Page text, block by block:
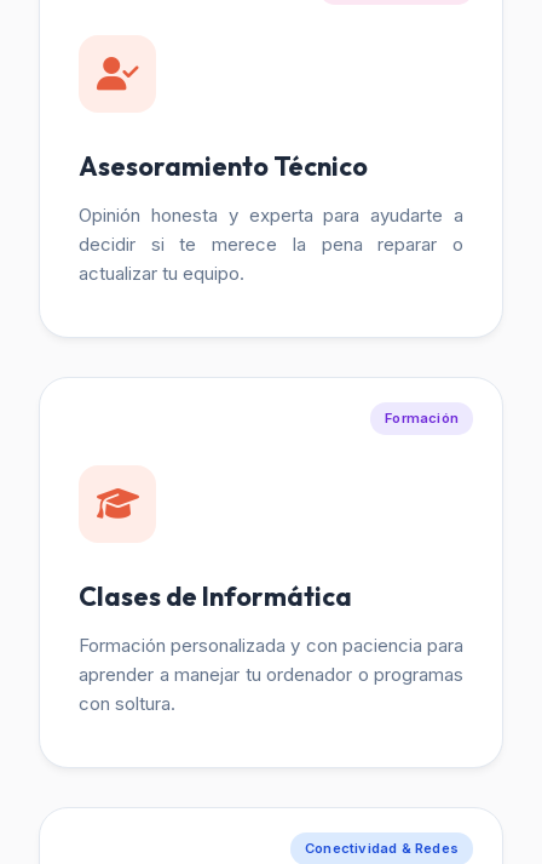
Asesoramiento Técnico
Opinión honesta y experta para ayudarte a
decidir si te merece la pena reparar o
actualizar tu equipo.
Formación
Clases de Informática
Formación personalizada y con paciencia para
aprender a manejar tu ordenador o programas
con soltura.
Conectividad & Redes